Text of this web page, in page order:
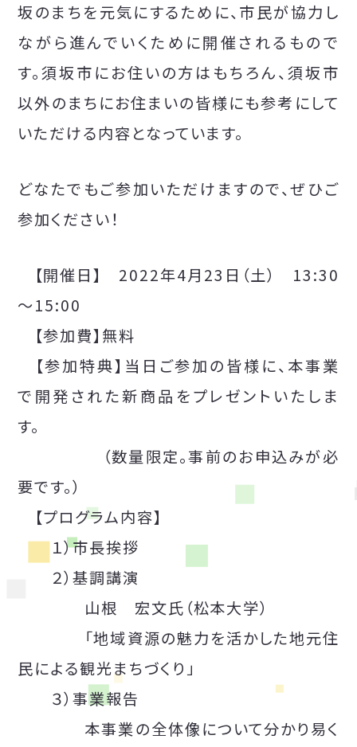
坂のまちを元気にするために、市民が協力し
ながら進んでいくために開催されるもので
す。須坂市にお住いの方はもちろん、須坂市
以外のまちにお住まいの皆様にも参考にして
いただける内容となっています。
どなたでもご参加いただけますので、ぜひご
参加ください！
【開催日】 2022年4月23日（土） 13:30
～15:00
【参加費】無料
【参加特典】当日ご参加の皆様に、本事業
で開発された新商品をプレゼントいたしま
す。
（数量限定。事前のお申込みが必
要です。）
【プログラム内容】
１）市長挨拶
２）基調講演
山根 宏文氏（松本大学）
「地域資源の魅力を活かした地元住
民による観光まちづくり」
３）事業報告
本事業の全体像について分かり易く